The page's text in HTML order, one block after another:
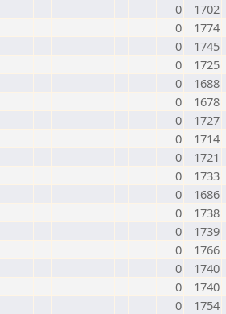
0
1702
0
1774
0
1745
0
1725
0
1688
0
1678
0
1727
0
1714
0
1721
0
1733
0
1686
0
1738
0
1739
0
1766
0
1740
0
1740
0
1754